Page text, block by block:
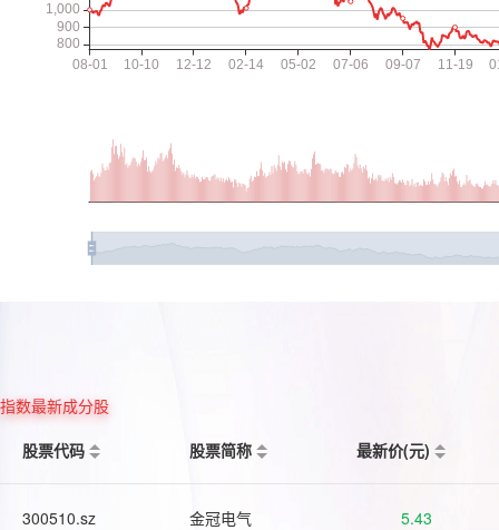
指数最新成分股
股票代码
股票简称 最新价(元)
300510.sz 金冠电气 5.43